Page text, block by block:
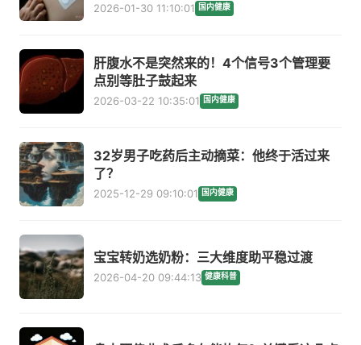
2026-01-30 11:10:01 国内健康
肝腹水不是突然来的！4个信号3个管理要
点别等肚子鼓起来
2026-03-22 10:35:01 国内健康
32岁男子吃药后主动摘菜：他终于活过来
了？
2025-12-29 09:10:01 国内健康
宝宝转奶选奶粉：三大维度助平稳过渡
2026-04-20 09:44:13 健康科普